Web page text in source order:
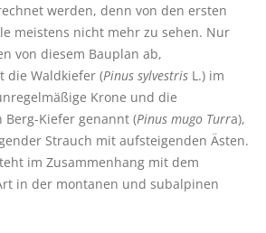
werden, denn von den ersten
meistens nicht mehr zu sehen. Nur
von diesem Bauplan ab,
die Waldkiefer (Pinus sylvestrisL.) im
Krone und die
Berg-Kiefer genannt (Pinus mugo Turra),
Strauch mit aufsteigenden Ästen.
im Zusammenhang mit dem
in der montanen und subalpinen